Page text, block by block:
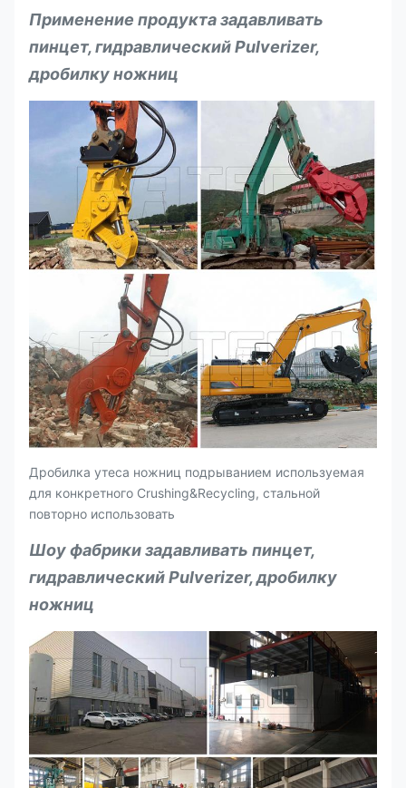
Длина лезвия mm 120 150
Привод
гидравлический
kg/cm
Водители
переходника
kg 12-18
Применение продукта задавливать
пинцет, гидравлический Pulverizer,
дробилку ножниц
Дробилка утеса ножниц подрыванием используемая
для конкретного Crushing&Recycling, стальной
повторно использовать
Шоу фабрики задавливать пинцет,
гидравлический Pulverizer, дробилку
ножниц